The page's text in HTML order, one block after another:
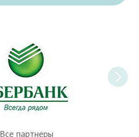
Все партнеры